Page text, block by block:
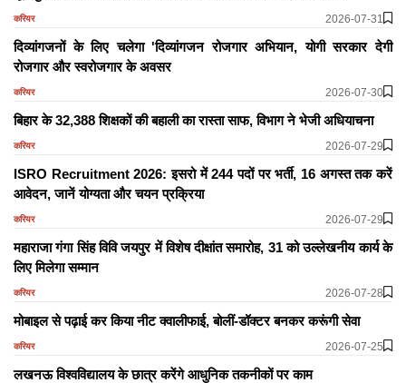
करियर 2026-07-31
दिव्यांगजनों के लिए चलेगा 'दिव्यांगजन रोजगार अभियान, योगी सरकार देगी
रोजगार और स्वरोजगार के अवसर
करियर 2026-07-30
बिहार के 32,388 शिक्षकों की बहाली का रास्ता साफ, विभाग ने भेजी अधियाचना
करियर 2026-07-29
ISRO Recruitment 2026: इसरो में 244 पदों पर भर्ती, 16 अगस्त तक करें
आवेदन, जानें योग्यता और चयन प्रक्रिया
करियर 2026-07-29
महाराजा गंगा सिंह विवि जयपुर में विशेष दीक्षांत समारोह, 31 को उल्लेखनीय कार्य के
लिए मिलेगा सम्मान
करियर 2026-07-28
मोबाइल से पढ़ाई कर किया नीट क्वालीफाई, बोलीं-डॉक्टर बनकर करूंगी सेवा
करियर 2026-07-25
लखनऊ विश्वविद्यालय के छात्र करेंगे आधुनिक तकनीकों पर काम